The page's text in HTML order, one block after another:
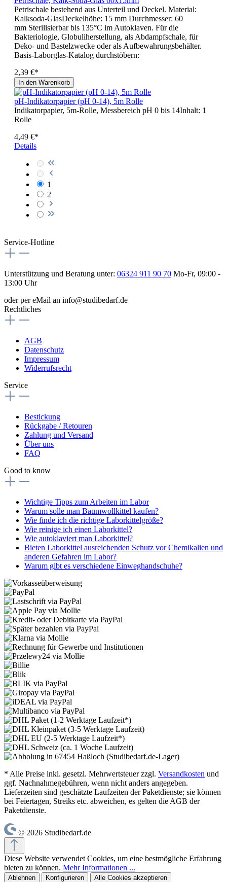
Petrischale bestehend aus Unterteil und Deckel. Material:
Kalksoda-GlasDeckelhöhe: 15 mm Durchmesser: 60
mm Sterilisierbar bis 135°C im Autoklaven. Für die
Bakteriologie, Globuliherstellung, als Abdampfschale, für
Deko- und Bastelzwecke oder als Aufbewahrungsbehälter.
Basis-Laborglas-Katalog durchstöbern:
2,39 €*
In den Warenkorb
pH-Indikatorpapier (pH 0-14), 5m Rolle
Indikatorpapier, 5m-Rolle, Messbereich pH 0 bis 14Inhalt: 1
Rolle
4,49 €*
Details
1
2
Service-Hotline
Unterstützung und Beratung unter: 06324 911 90 70 Mo-Fr, 09:00 -
13:00 Uhr
oder per eMail an info@studibedarf.de
Rechtliches
AGB
Datenschutz
Impressum
Widerrufsrecht
Service
Bestickung
Rückgabe / Retouren
Zahlung und Versand
Über uns
FAQ
Good to know
Wichtige Tipps zum Arbeiten im Labor
Warum solle man Baumwollkittel kaufen?
Wie finde ich die richtige Laborkittelgröße?
Wie reinige ich einen Laborkittel?
Wie autoklaviert man Laborkittel?
Bieten Laborkittel ausreichenden Schutz vor Chemikalien und
anderen Gefahren im Labor?
Warum gibt es verschiedene Einweghandschuhe?
* Alle Preise inkl. gesetzl. Mehrwertsteuer zzgl. Versandkosten und
ggf. Nachnahmegebühren, wenn nicht anders angegeben.
Lieferzeiten sind geschätzte Laufzeiten der Paketdienste; sie können
bei Feiertagen, Streiks etc. abweichen, es gelten die AGB der
Paketdienste.
© 2026 Studibedarf.de
Diese Website verwendet Cookies, um eine bestmögliche Erfahrung
bieten zu können. Mehr Informationen ...
Ablehnen Konfigurieren Alle Cookies akzeptieren